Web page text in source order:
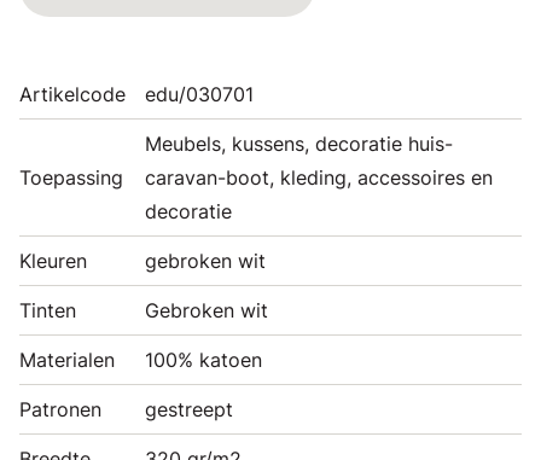
Artikelcode edu/030701
Toepassing
Meubels, kussens, decoratie huis-
caravan-boot, kleding, accessoires en
decoratie
Kleuren gebroken wit
Tinten Gebroken wit
Materialen 100% katoen
Patronen gestreept